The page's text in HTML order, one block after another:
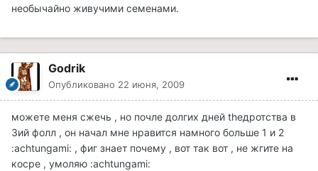
необычайно живучими семенами.
Godrik
Опубликовано 22 июня, 2009
можете меня сжечь , но почле долгих дней theдротства в
3ий фолл , он начал мне нравится намного больше 1 и 2
:achtungami: , фиг знает почему , вот так вот , не жгите на
косре , умоляю :achtungami: